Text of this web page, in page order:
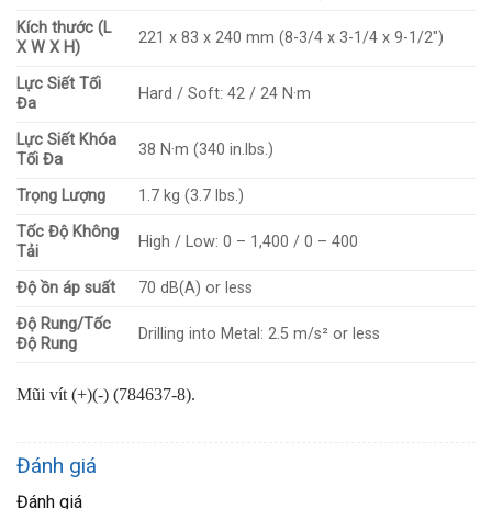
Kích thước (L
X W X H)
221 x 83 x 240 mm (8-3/4 x 3-1/4 x 9-1/2″)
Lực Siết Tối
Đa
Hard / Soft: 42 / 24 N·m
Lực Siết Khóa
Tối Đa
38 N·m (340 in.lbs.)
Trọng Lượng
1.7 kg (3.7 lbs.)
Tốc Độ Không
Tải
High / Low: 0 – 1,400 / 0 – 400
Độ ồn áp suất
70 dB(A) or less
Độ Rung/Tốc
Độ Rung
Drilling into Metal: 2.5 m/s² or less
Mũi vít (+)(-) (784637-8).
Đánh giá
Đánh giá